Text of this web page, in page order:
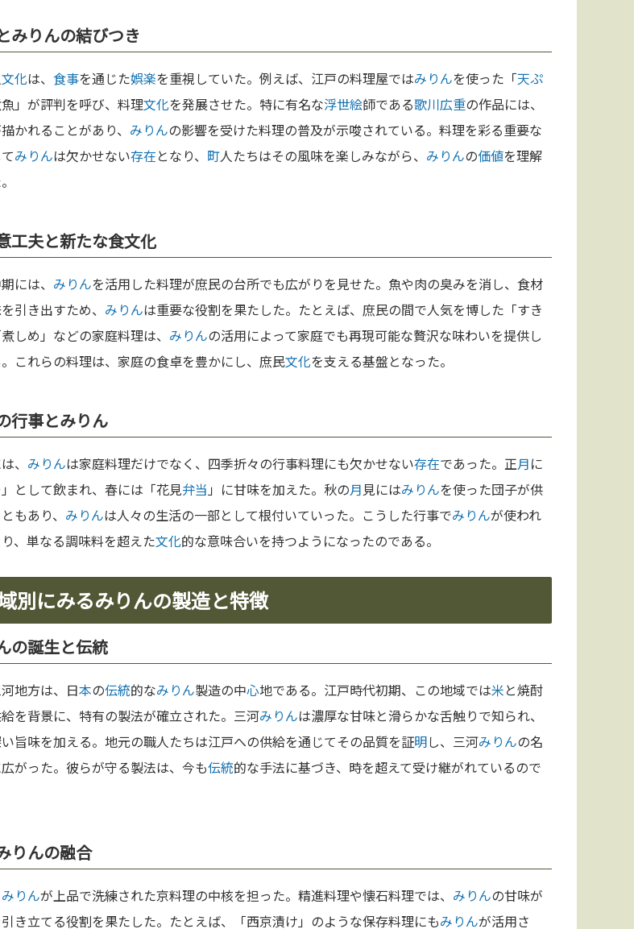
みりんの結びつき
文化は、 食事を通じた娯楽を重視していた。例えば、江戸の料理屋ではみりんを使った「天ぷ
」が評判を呼び、料理文化を発展させた。特に有名な浮世絵師である歌川広重の作品には、
かれることがあり、 みりんの影響を受けた料理の普及が示唆されている。料理を彩る重要な
みりんは欠かせない存在となり、 町人たちはその風味を楽しみながら、 みりんの価値を理解
工夫と新たな食文化
には、 みりんを活用した料理が庶民の台所でも広がりを見せた。魚や肉の臭みを消し、食材
引き出すため、 みりんは重要な役割を果たした。たとえば、庶民の間で人気を博した「すき
しめ」などの家庭料理は、 みりんの活用によって家庭でも再現可能な贅沢な味わいを提供し
これらの料理は、家庭の食卓を豊かにし、庶民文化を支える基盤となった。
行事とみりん
、 みりんは家庭料理だけでなく、四季折々の行事料理にも欠かせない存在であった。正月に
として飲まれ、春には「花見弁当 」に甘味を加えた。秋の月見にはみりんを使った団子が供
もあり、 みりんは人々の生活の一部として根付いていった。こうした行事でみりんが使われ
、単なる調味料を超えた文化的な意味合いを持つようになったのである。
別にみるみりんの製造と特徴
の誕生と伝統
地方は、日本の伝統的なみりん製造の中心地である。江戸時代初期、この地域では米と焼酎
を背景に、特有の製法が確立された。三河みりんは濃厚な甘味と滑らかな舌触りで知られ、
旨味を加える。地元の職人たちは江戸への供給を通じてその品質を証明し、三河みりんの名
がった。彼らが守る製法は、今も伝統的な手法に基づき、時を超えて受け継がれているので
りんの融合
みりんが上品で洗練された京料理の中核を担った。精進料理や懐石料理では、 みりんの甘味が
き立てる役割を果たした。たとえば、「西京漬け」のような保存料理にもみりんが活用さ